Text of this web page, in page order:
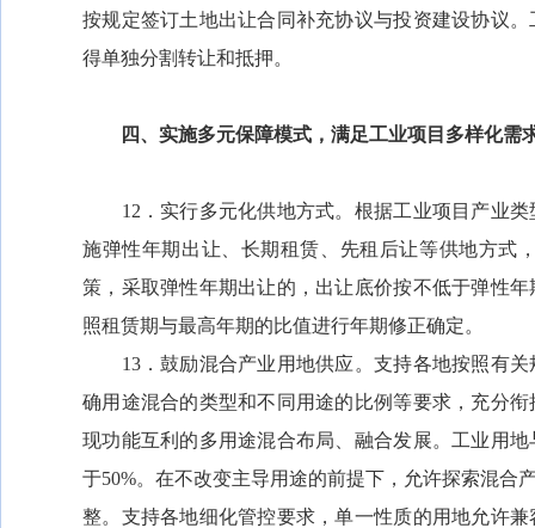
按规定签订土地出让合同补充协议与投资建设协议
得单独分割转让和抵押。
四、实施多元保障模式，满足工业项目多样化需
12．实行多元化供地方式。根据工业项目产业类
施弹性年期出让、长期租赁、先租后让等供地方式
策，采取弹性年期出让的，出让底价按不低于弹性
照租赁期与最高年期的比值进行年期修正确定。
13．鼓励混合产业用地供应。支持各地按照有关
确用途混合的类型和不同用途的比例等要求，充分
现功能互利的多用途混合布局、融合发展。工业用
于50%。在不改变主导用途的前提下，允许探索混合
整。支持各地细化管控要求，单一性质的用地允许